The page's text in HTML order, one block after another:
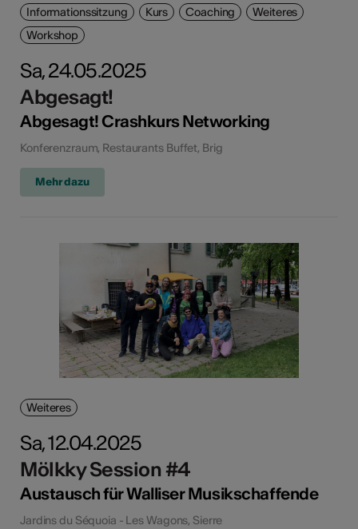
Informationssitzung Kurs Coaching
Weiteres
Workshop
Sa, 24.05.2025
Abgesagt!
Abgesagt! Crashkurs Networking
Konferenzraum, Restaurants Buffet, Brig
Mehr dazu
Weiteres
Sa, 12.04.2025
Mölkky Session #4
Austausch für Walliser Musikschaffende
Jardins du Séquoia - Les Wagons, Sierre